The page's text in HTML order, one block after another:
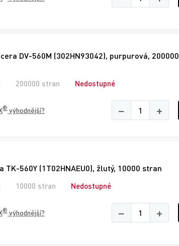
DV-560M (302HN93042), purpurová, 200000
200000 stran Nedostupné
® výhodnější? − +
TK-560Y (1T02HNAEU0), žlutý, 10000 stran
10000 stran Nedostupné
® výhodnější? − +